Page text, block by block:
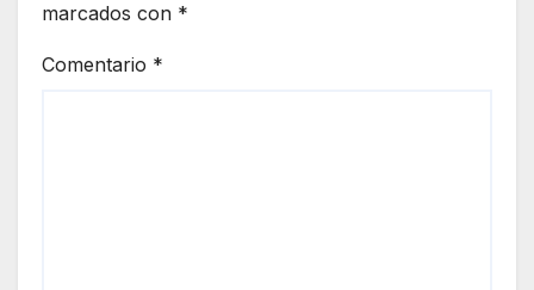
marcados con *
Comentario *